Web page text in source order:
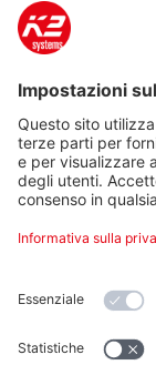
Azienda
Support
Additional
Note legali